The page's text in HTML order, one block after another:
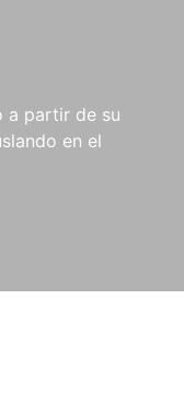
a partir de su
en el